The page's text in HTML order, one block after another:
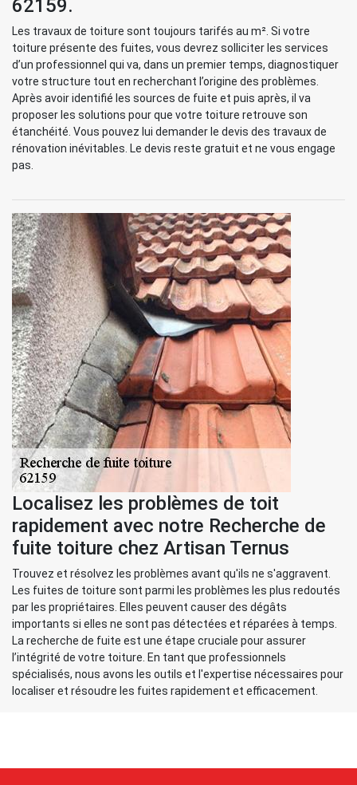
62159.
Les travaux de toiture sont toujours tarifés au m². Si votre
toiture présente des fuites, vous devrez solliciter les services
d’un professionnel qui va, dans un premier temps, diagnostiquer
votre structure tout en recherchant l’origine des problèmes.
Après avoir identifié les sources de fuite et puis après, il va
proposer les solutions pour que votre toiture retrouve son
étanchéité. Vous pouvez lui demander le devis des travaux de
rénovation inévitables. Le devis reste gratuit et ne vous engage
pas.
Localisez les problèmes de toit
rapidement avec notre Recherche de
fuite toiture chez Artisan Ternus
Trouvez et résolvez les problèmes avant qu'ils ne s'aggravent.
Les fuites de toiture sont parmi les problèmes les plus redoutés
par les propriétaires. Elles peuvent causer des dégâts
importants si elles ne sont pas détectées et réparées à temps.
La recherche de fuite est une étape cruciale pour assurer
l’intégrité de votre toiture. En tant que professionnels
spécialisés, nous avons les outils et l'expertise nécessaires pour
localiser et résoudre les fuites rapidement et efficacement.